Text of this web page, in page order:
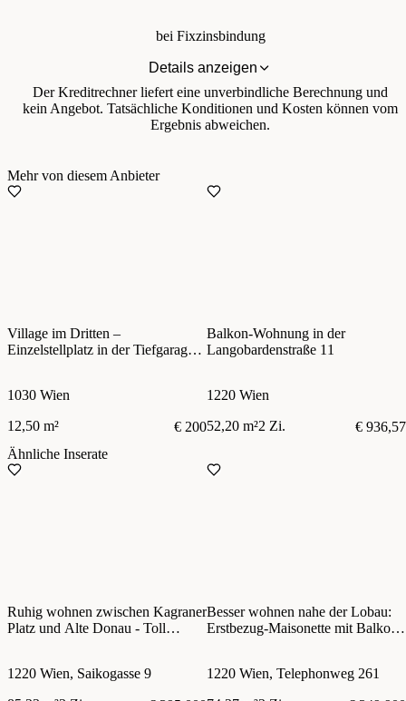
bei Fixzinsbindung
Details anzeigen
Der Kreditrechner liefert eine unverbindliche Berechnung und
kein Angebot. Tatsächliche Konditionen und Kosten können vom
Ergebnis abweichen.
Mehr von diesem Anbieter
Village im Dritten –
Einzelstellplatz in der Tiefgarage –
1030 Wien
12,50 m²
€ 200
Balkon-Wohnung in der
Langobardenstraße 11
1220 Wien
52,20 m²2 Zi.
€ 936,57
Ähnliche Inserate
Ruhig wohnen zwischen Kagraner
Platz und Alte Donau - Toll
1220 Wien, Saikogasse 9
Besser wohnen nahe der Lobau:
Erstbezug-Maisonette mit Balkon
1220 Wien, Telephonweg 261